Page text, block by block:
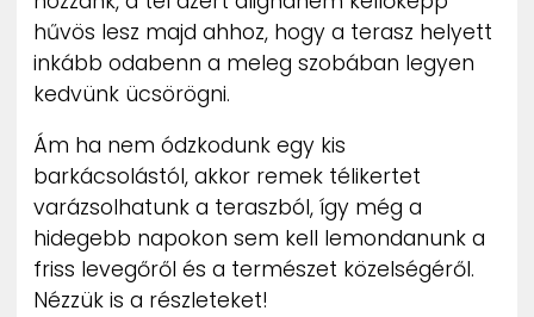
hűvös lesz majd ahhoz, hogy a terasz helyett
inkább odabenn a meleg szobában legyen
kedvünk ücsörögni.
Ám ha nem ódzkodunk egy kis
barkácsolástól, akkor remek télikertet
varázsolhatunk a teraszból, így még a
hidegebb napokon sem kell lemondanunk a
friss levegőről és a természet közelségéről.
Nézzük is a részleteket!